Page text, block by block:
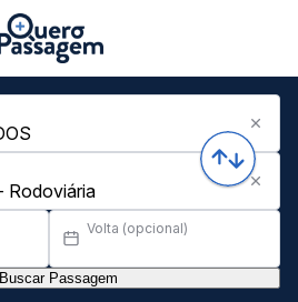
Volta (opcional)
Buscar Passagem